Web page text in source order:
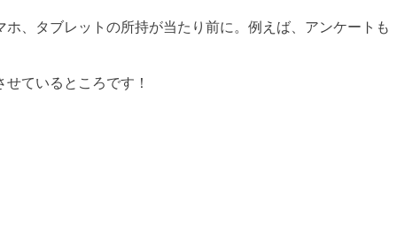
、タブレットの所持が当たり前に。例えば、アンケートも
ているところです！